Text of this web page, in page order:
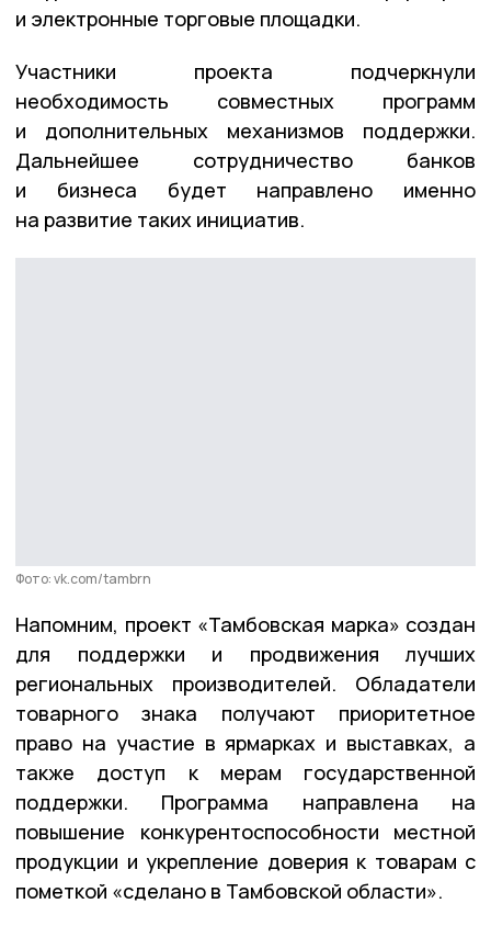
и электронные торговые площадки.
Участники проекта подчеркнули
необходимость совместных программ
и дополнительных механизмов поддержки.
Дальнейшее сотрудничество банков
и бизнеса будет направлено именно
на развитие таких инициатив.
Фото: vk.com/tambrn
Напомним, проект «Тамбовская марка» создан
для поддержки и продвижения лучших
региональных производителей. Обладатели
товарного знака получают приоритетное
право на участие в ярмарках и выставках, а
также доступ к мерам государственной
поддержки. Программа направлена на
повышение конкурентоспособности местной
продукции и укрепление доверия к товарам с
пометкой «сделано в Тамбовской области».